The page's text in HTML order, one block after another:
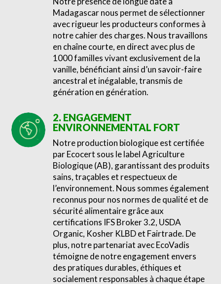
Madagascar nous permet de sélectionner
avec rigueur les producteurs conformes à
notre cahier des charges. Nous travaillons
en chaîne courte, en direct avec plus de
1000 familles vivant exclusivement de la
vanille, bénéficiant ainsi d’un savoir-faire
ancestral et inégalable, transmis de
génération en génération.
2. ENGAGEMENT
ENVIRONNEMENTAL FORT
Notre production biologique est certifiée
par Ecocert sous le label Agriculture
Biologique (AB), garantissant des produits
sains, traçables et respectueux de
l’environnement. Nous sommes également
reconnus pour nos normes de qualité et de
sécurité alimentaire grâce aux
certifications IFS Broker 3.2, USDA
Organic, Kosher KLBD et Fairtrade. De
plus, notre partenariat avec EcoVadis
témoigne de notre engagement envers
des pratiques durables, éthiques et
socialement responsables à chaque étape